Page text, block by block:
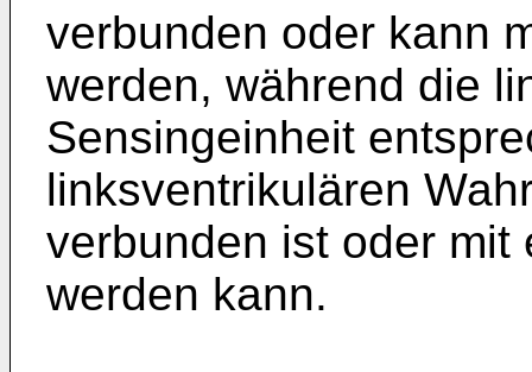
verbunden oder kann
werden, während die
Sensingeinheit
linksventrikulären
verbunden ist oder mit
werden kann.